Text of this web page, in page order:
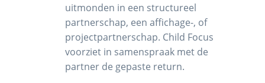
uitmonden in een structureel
partnerschap, een affichage-, of
projectpartnerschap. Child Focus
voorziet in samenspraak met de
partner de gepaste return.